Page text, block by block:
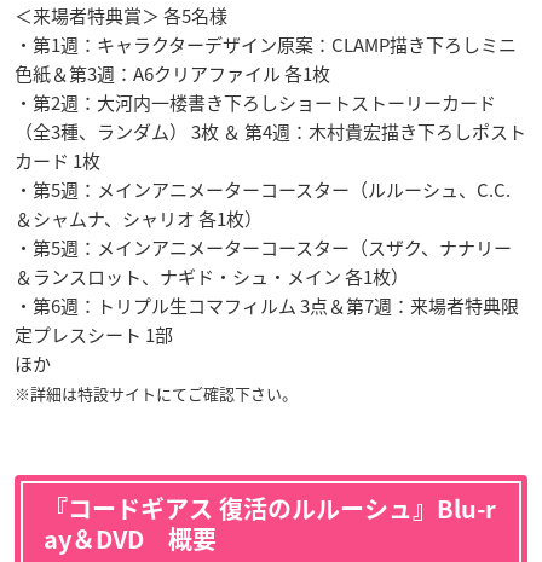
＜来場者特典賞＞ 各5名様
・第1週：キャラクターデザイン原案：CLAMP描き下ろしミニ
色紙＆第3週：A6クリアファイル 各1枚
・第2週：大河内一楼書き下ろしショートストーリーカード
（全3種、ランダム） 3枚 ＆ 第4週：木村貴宏描き下ろしポスト
カード 1枚
・第5週：メインアニメーターコースター（ルルーシュ、C.C.
＆シャムナ、シャリオ 各1枚）
・第5週：メインアニメーターコースター（スザク、ナナリー
＆ランスロット、ナギド・シュ・メイン 各1枚）
・第6週：トリプル生コマフィルム 3点＆第7週：来場者特典限
定プレスシート 1部
ほか
※詳細は特設サイトにてご確認下さい。
『コードギアス 復活のルルーシュ』Blu-r
ay＆DVD 概要